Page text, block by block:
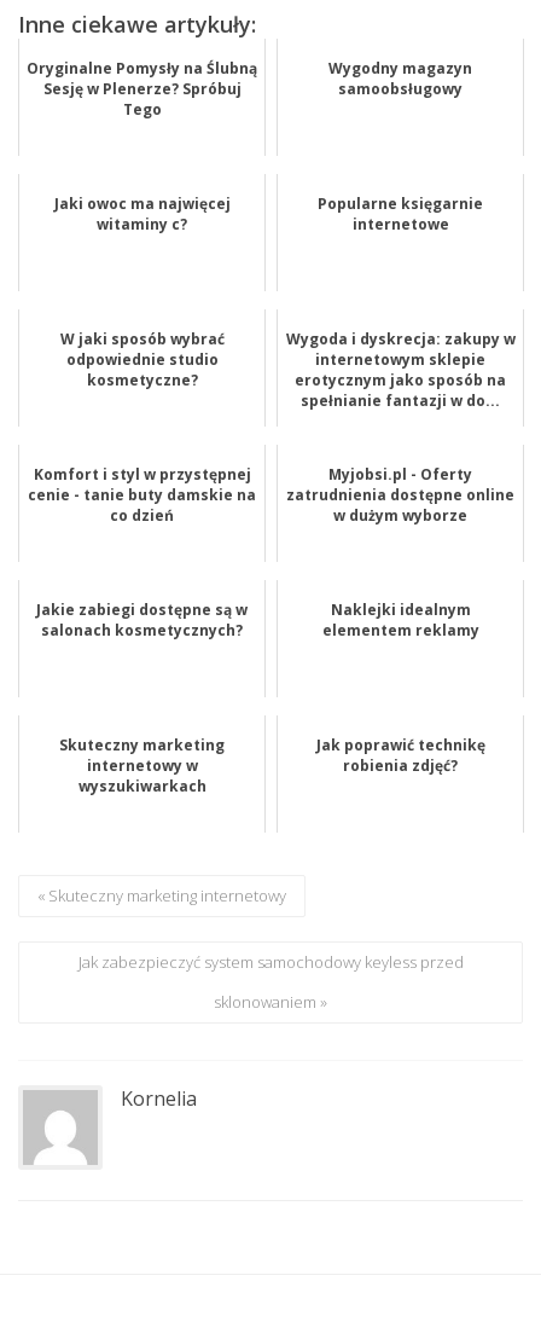
Inne ciekawe artykuły:
Oryginalne Pomysły na Ślubną
Sesję w Plenerze? Spróbuj
Tego
Wygodny magazyn
samoobsługowy
Jaki owoc ma najwięcej
witaminy c?
Popularne księgarnie
internetowe
W jaki sposób wybrać
odpowiednie studio
kosmetyczne?
Wygoda i dyskrecja: zakupy w
internetowym sklepie
erotycznym jako sposób na
spełnianie fantazji w do...
Komfort i styl w przystępnej
cenie - tanie buty damskie na
co dzień
Myjobsi.pl - Oferty
zatrudnienia dostępne online
w dużym wyborze
Jakie zabiegi dostępne są w
salonach kosmetycznych?
Naklejki idealnym
elementem reklamy
Skuteczny marketing
internetowy w
wyszukiwarkach
Jak poprawić technikę
robienia zdjęć?
« Skuteczny marketing internetowy
Jak zabezpieczyć system samochodowy keyless przed
sklonowaniem »
Kornelia